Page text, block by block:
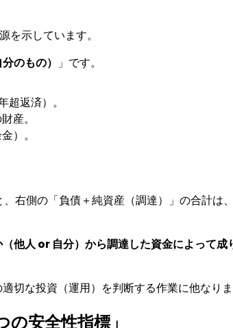
を示しています。
のもの） 」です。
返済）。
産。
）。
右側の「負債＋純資産（調達）」の合計は
他人 or 自分）から調達した資金によって成
切な投資（運用）を判断する作業に他なりま
安全性指標」